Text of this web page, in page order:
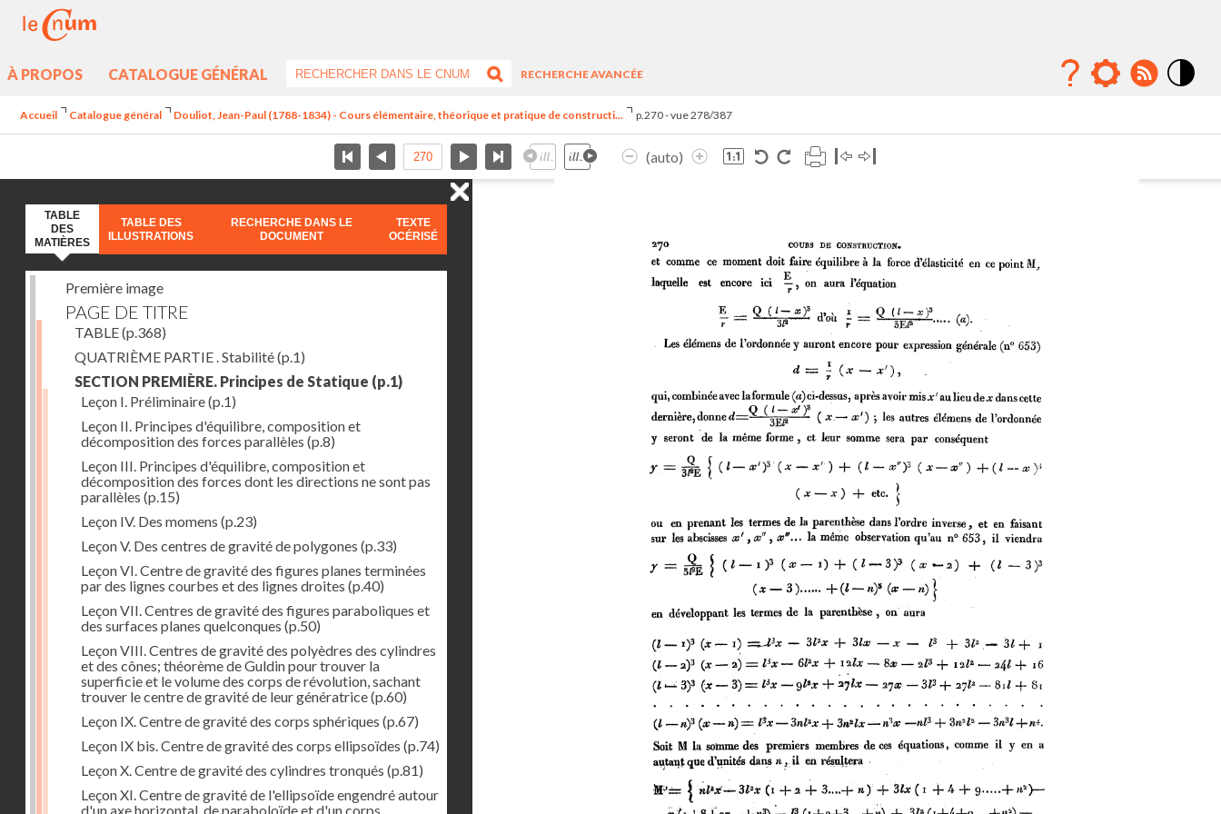
À PROPOS CATALOGUE GÉNÉRAL
RECHERCHE AVANCÉE
Accueil Catalogue général Douliot, Jean-Paul (1788-1834) - Cours élémentaire, théorique et pratique de constructi... p.270 - vue 278/387
(auto)
TABLE
DES
MATIÈRES
TABLE DES
ILLUSTRATIONS
RECHERCHE DANS LE
DOCUMENT
TEXTE
OCÉRISÉ
Première image
PAGE DE TITRE
TABLE(p.368)
QUATRIÈME PARTIE . Stabilité(p.1)
SECTION PREMIÈRE. Principes de Statique (p.1)
Leçon I. Préliminaire(p.1)
Leçon II. Principes d'équilibre, composition et
décomposition des forces parallèles (p.8)
Leçon III. Principes d'équilibre, composition et
décomposition des forces dont les directions ne sont pas
parallèles (p.15)
Leçon IV. Des momens (p.23)
Leçon V. Des centres de gravité de polygones (p.33)
Leçon VI. Centre de gravité des figures planes terminées
par des lignes courbes et des lignes droites (p.40)
Leçon VII. Centres de gravité des figures paraboliques et
des surfaces planes quelconques (p.50)
Leçon VIII. Centres de gravité des polyèdres des cylindres
et des cônes; théorème de Guldin pour trouver la
superficie et le volume des corps de révolution, sachant
trouver le centre de gravité de leur génératrice(p.60)
Leçon IX. Centre de gravité des corps sphériques (p.67)
Leçon IX bis. Centre de gravité des corps ellipsoïdes (p.74)
Leçon X. Centre de gravité des cylindres tronqués (p.81)
Leçon XI. Centre de gravité de l'ellipsoïde engendré autour
d'un axe horizontal, de paraboloïde et d'un corps